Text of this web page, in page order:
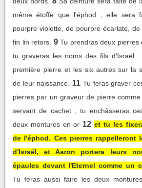
même étoffe que l'éphod ; elle sera
pourpre violette, de pourpre écarlate,
fin lin retors. 9 Tu prendras deux pierres
tu graveras les noms des fils d'Israël :
première pierre et les six autres sur la
de leur naissance.
11 Tu feras graver
pierres par un graveur de pierre
servant de cachet ; tu enchâsseras
deux montures en or 12 et tu les
de l'éphod. Ces pierres rappelleront
d'Israël, et Aaron portera leurs
épaules devant l'Eternel comme un
Tu feras aussi faire les deux